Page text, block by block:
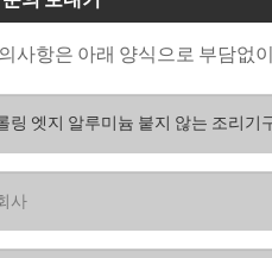
사항은 아래 양식으로 부담없